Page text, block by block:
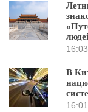
16:03
В
16:01